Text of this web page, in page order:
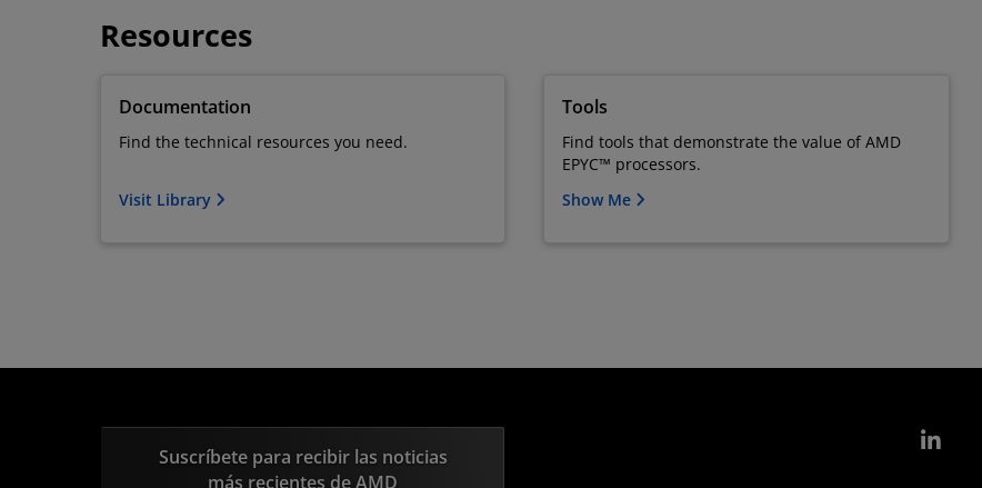
Resources
Documentation
Find the technical resources you need.
Visit Library
Tools
Find tools that demonstrate the value of AMD
EPYC™ processors.
Show Me
Suscríbete para recibir las noticias
más recientes de AMD